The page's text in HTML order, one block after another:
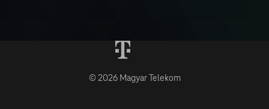
© 2026 Magyar Telekom